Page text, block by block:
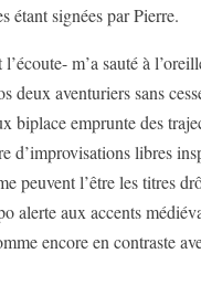
étant signées par Pierre.
m’a sauté à
deux aventuriers sans
biplace emprunte des
d’improvisations libres
peuvent l’être les titres
alerte aux accents
encore en contraste